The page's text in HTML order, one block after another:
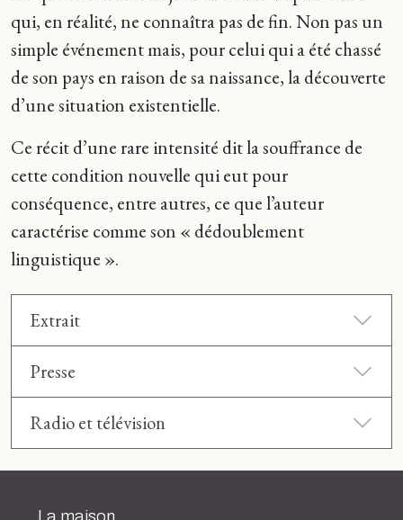
qui, en réalité, ne connaîtra pas de fin. Non pas un
simple événement mais, pour celui qui a été chassé
de son pays en raison de sa naissance, la découverte
d’une situation existentielle.
Ce récit d’une rare intensité dit la souffrance de
cette condition nouvelle qui eut pour
conséquence, entre autres, ce que l’auteur
caractérise comme son « dédoublement
linguistique ».
Extrait
Presse
Radio et télévision
La maison